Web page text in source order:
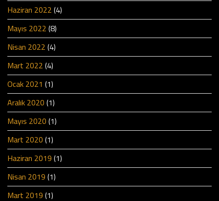
Haziran 2022 (4)
Mayıs 2022 (8)
Nisan 2022 (4)
Mart 2022 (4)
Ocak 2021 (1)
Aralık 2020 (1)
Mayıs 2020 (1)
Mart 2020 (1)
Haziran 2019 (1)
Nisan 2019 (1)
Mart 2019 (1)